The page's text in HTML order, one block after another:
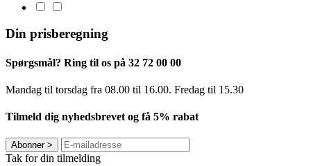
Din prisberegning
Spørgsmål? Ring til os på 32 72 00 00
Mandag til torsdag fra 08.00 til 16.00. Fredag ​​til 15.30
Tilmeld dig nyhedsbrevet og få 5% rabat
Abonner>
Tak for din tilmelding